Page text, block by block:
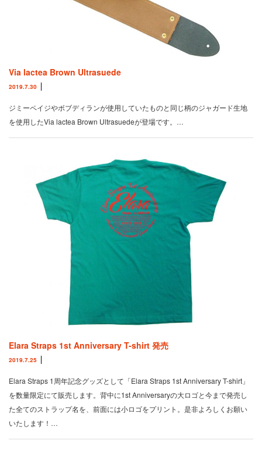
Via lactea Brown Ultrasuede
2019.7.30
ジミーペイジやボブディランが使用していたものと同じ柄のジャガード生地
を使用したVia lactea Brown Ultrasuedeが登場です。…
Elara Straps 1st Anniversary T-shirt 発売
2019.7.25
Elara Straps 1周年記念グッズとして「Elara Straps 1st Anniversary T-shirt」
を数量限定にて販売します。背中に1st Anniversaryの大ロゴと今まで発売し
た全てのストラップ名を、前面には小ロゴをプリント。是非よろしくお願い
いたします！…